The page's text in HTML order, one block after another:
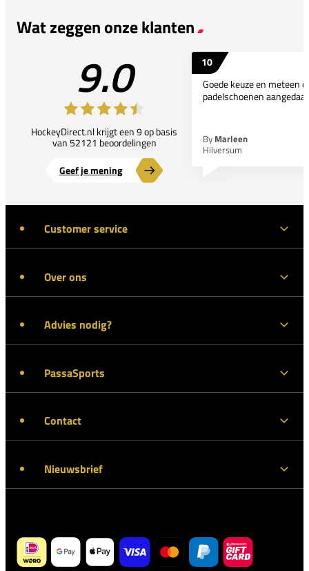
Wat zeggen onze klanten
9.0
HockeyDirect.nl krijgt een 9 op basis
van 52121 beoordelingen
Geef je mening
10
Goede keuze en meteen
padelschoenen
By Marleen
Hilversum
Customer service
Over ons
Advies nodig?
PassaSports
Contact
Nieuwsbrief